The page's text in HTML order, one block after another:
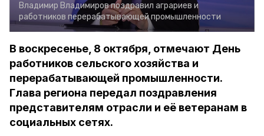
Владимир Владимиров поздравил аграриев и
работников перерабатывающей промышленности
В воскресенье, 8 октября, отмечают День
работников сельского хозяйства и
перерабатывающей промышленности.
Глава региона передал поздравления
представителям отрасли и её ветеранам в
социальных сетях.